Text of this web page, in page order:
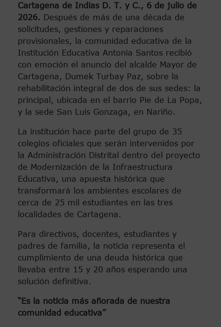
Cartagena de Indias D. T. y C., 6 de julio de
2026. Después de más de una década de
solicitudes, gestiones y reparaciones
provisionales, la comunidad educativa de la
Institución Educativa Antonia Santos recibió
con emoción el anuncio del alcalde Mayor de
Cartagena, Dumek Turbay Paz, sobre la
rehabilitación integral de dos de sus sedes: la
principal, ubicada en el barrio Pie de La Popa,
y la sede San Luis Gonzaga, en Nariño.
La institución hace parte del grupo de 35
colegios oficiales que serán intervenidos por
la Administración Distrital dentro del proyecto
de Modernización de la Infraestructura
Educativa, una apuesta histórica que
transformará los ambientes escolares de
cerca de 25 mil estudiantes en las tres
localidades de Cartagena.
Para directivos, docentes, estudiantes y
padres de familia, la noticia representa el
cumplimiento de una deuda histórica que
llevaba entre 15 y 20 años esperando una
solución definitiva.
“Es la noticia más añorada de nuestra
comunidad educativa”